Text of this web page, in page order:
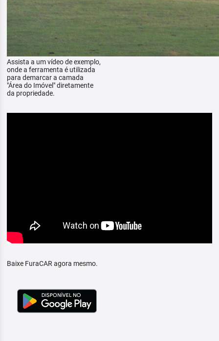
Assista a um vídeo de exemplo,
onde a ferramenta é utilizada
para demarcar a camada
"Área do Imóvel" diretamente
da propriedade.
Baixe FuraCAR agora mesmo.